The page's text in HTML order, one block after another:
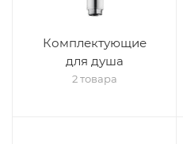
Комплектующие
для душа
2 товара